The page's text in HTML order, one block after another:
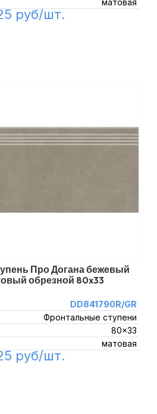
матовая
руб/шт.
Про Догана бежевый
обрезной 80x33
DD841790R/GR
Фронтальные ступени
80x33
матовая
руб/шт.